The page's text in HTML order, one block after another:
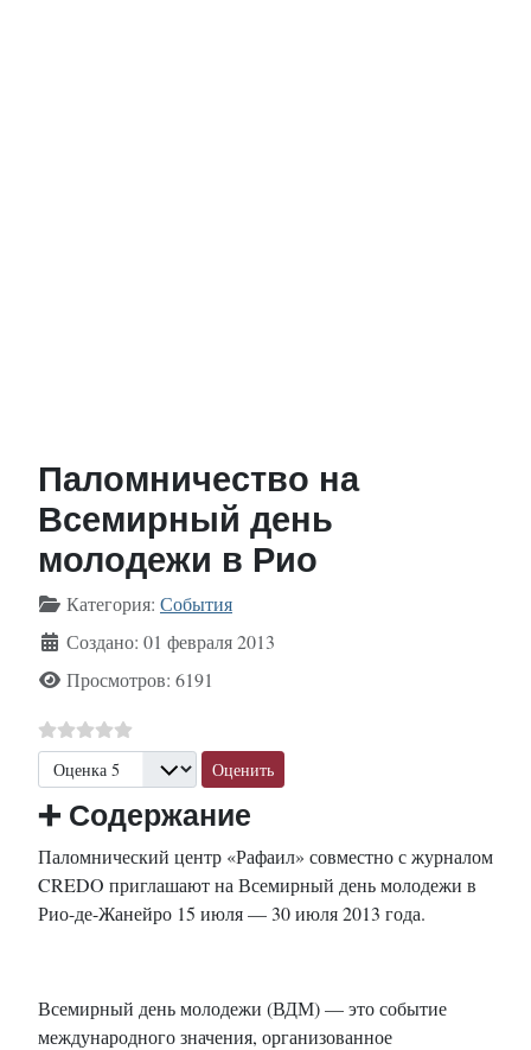
Паломничество на
Всемирный день
молодежи в Рио
Информация о материале
Категория: События
Создано: 01 февраля 2013
Просмотров: 6191
Пожалуйста, оцените
➕ Содержание
Паломнический центр «Рафаил» совместно с журналом
CREDO приглашают на Всемирный день молодежи в
Рио-де-Жанейро 15 июля — 30 июля 2013 года.
Всемирный день молодежи (ВДМ) — это событие
международного значения, организованное